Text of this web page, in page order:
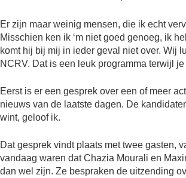
Er zijn maar weinig mensen, die ik echt
Misschien ken ik ‘m niet goed genoeg, ik
komt hij bij mij in ieder geval niet over. Wij
NCRV. Dat is een leuk programma terwijl
Eerst is er een gesprek over een of meer
nieuws van de laatste dagen. De
wint, geloof ik.
Dat gesprek vindt plaats met twee gasten,
vandaag waren dat Chazia Mourali en
dan wel zijn. Ze bespraken de uitzending